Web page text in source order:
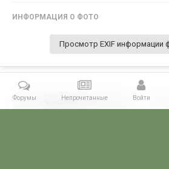
ИНФОРМАЦИЯ О ФОТО
Просмотр EXIF информации
Поделиться
Форумы Непрочитанные Войти